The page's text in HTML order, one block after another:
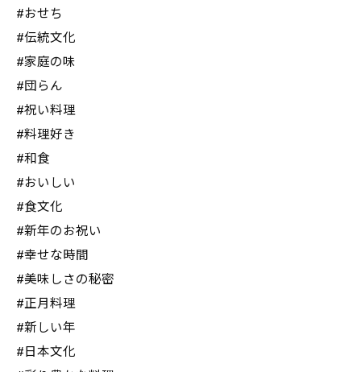
#おせち
#伝統文化
#家庭の味
#団らん
#祝い料理
#料理好き
#和食
#おいしい
#食文化
#新年のお祝い
#幸せな時間
#美味しさの秘密
#正月料理
#新しい年
#日本文化